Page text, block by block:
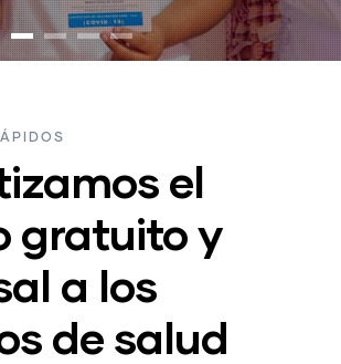
el
gratuito y
a los
de salud